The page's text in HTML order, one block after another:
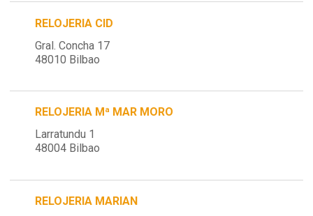
RELOJERIA CID
Gral. Concha 17
48010 Bilbao
RELOJERIA Mª MAR MORO
Larratundu 1
48004 Bilbao
RELOJERIA MARIAN